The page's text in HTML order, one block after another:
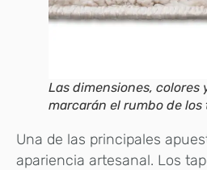
Las dimensiones, colores
marcarán el rumbo de
Una de las principales
apariencia artesanal. Los